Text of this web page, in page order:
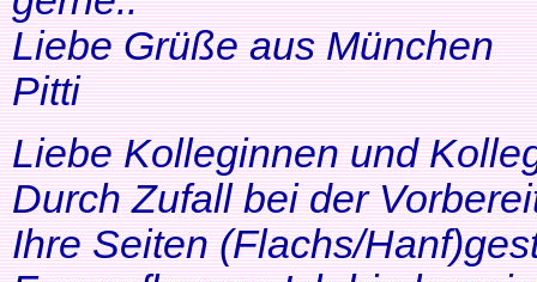
Liebe Grüße aus München
Pitti
Liebe Kolleginnen und
Durch Zufall bei der
Ihre Seiten (Flachs/